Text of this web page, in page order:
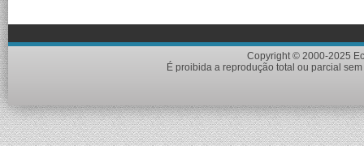
Copyright © 2000-2025
É proibida a reprodução total ou parcial